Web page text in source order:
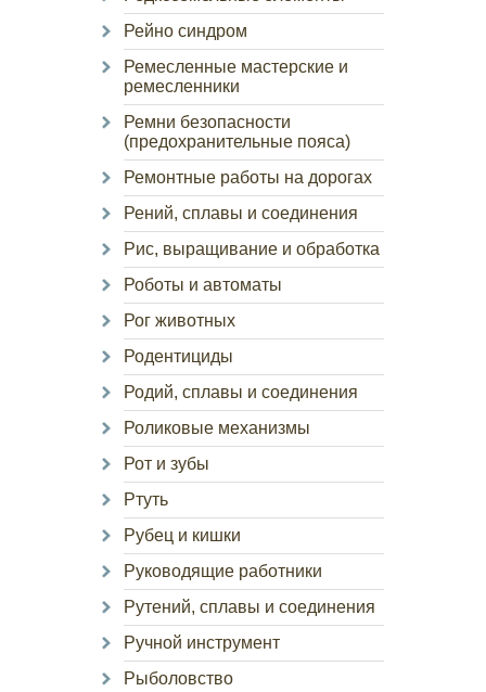
Рейно синдром
Ремесленные мастерские и
ремесленники
Ремни безопасности
(предохранительные пояса)
Ремонтные работы на дорогах
Рений, сплавы и соединения
Рис, выращивание и обработка
Роботы и автоматы
Рог животных
Родентициды
Родий, сплавы и соединения
Роликовые механизмы
Рот и зубы
Ртуть
Рубец и кишки
Руководящие работники
Рутений, сплавы и соединения
Ручной инструмент
Рыболовство